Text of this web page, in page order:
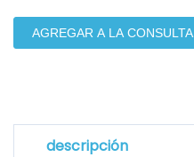
AGREGAR A LA CONSULTA
descripción